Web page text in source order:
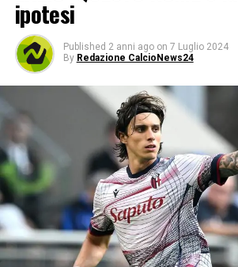
ipotesi
Published 2 anni ago on 7 Luglio 2024
By Redazione CalcioNews24